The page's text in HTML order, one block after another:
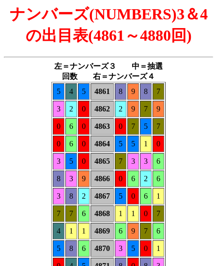
ナンバーズ(NUMBERS)3＆4
の出目表(4861～4880回)
左＝ナンバーズ３ 中＝抽選
回数 右＝ナンバーズ４
5
4 5 4861 8 9 8 7
3 2 0 4862 2 9 7 9
0 6 0 4863 0 7 5 7
0 6 0 4864 5 5 1 0
3 5 0 4865 7 3 3 6
8 3 9 4866 0 6 2 6
3 8 2 4867 5 0 6 1
7 7 6 4868 1 1 0 7
4 1 1 4869 6 9 7 6
5 8 6 4870 3 5 0 1